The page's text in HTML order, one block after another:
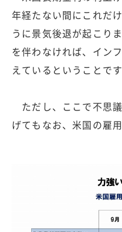
年経たない間にこれだ
うに景気後退が起こり
を伴わなければ、イン
えているということです
ただし、ここで不思
げてもなお、米国の雇